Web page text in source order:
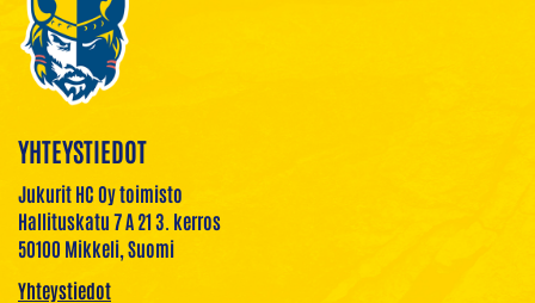
YHTEYSTIEDOT
Jukurit HC Oy toimisto
Hallituskatu 7 A 21 3. kerros
50100 Mikkeli, Suomi
Yhteystiedot